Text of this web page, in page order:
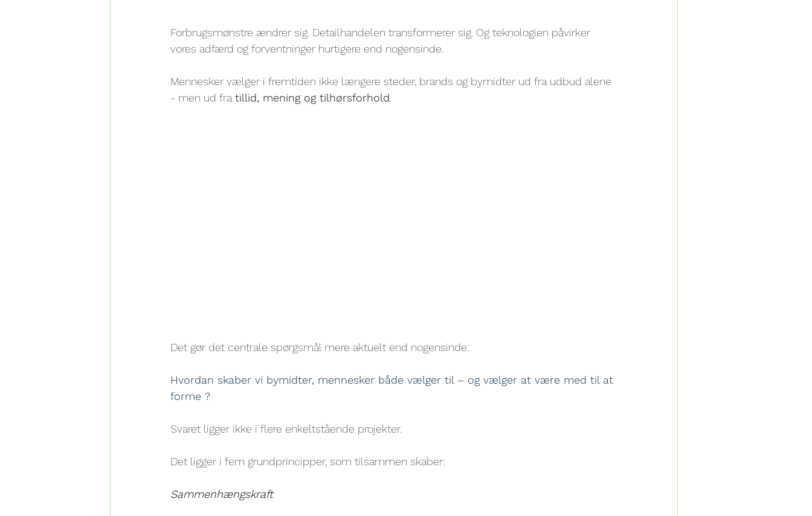
Forbrugsmønstre ændrer sig. Detailhandelen transformerer sig. Og teknologien påvirker
vores adfærd og forventninger hurtigere end nogensinde.
Mennesker vælger i fremtiden ikke længere steder, brands og bymidter ud fra udbud alene
- men ud fra tillid, mening og tilhørsforhold
Det gør det centrale spørgsmål mere aktuelt end nogensinde:
Hvordan skaber vi bymidter, mennesker både vælger til – og vælger at være med til at
forme ?
Svaret ligger ikke i flere enkeltstående projekter.
Det ligger i fem grundprincipper, som tilsammen skaber:
Sammenhængskraft